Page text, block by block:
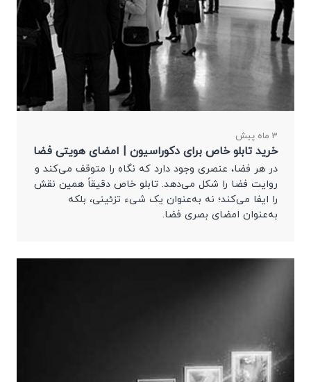
3 ماه پیش
خرید تابلو خاص برای دکوراسیون | امضای هویتی فضا
در هر فضا، عنصری وجود دارد که نگاه را متوقف می‌کند و
روایت فضا را شکل می‌دهد. تابلو خاص دقیقاً همین نقش
را ایفا می‌کند؛ نه به‌عنوان یک شیء تزئینی، بلکه
به‌عنوان امضای بصری فضا.